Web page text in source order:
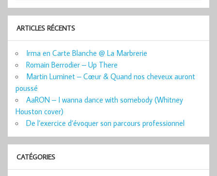
ARTICLES RÉCENTS
Irma en Carte Blanche @ La Marbrerie
Romain Berrodier – Up There
Martin Luminet – Cœur & Quand nos cheveux auront
poussé
AaRON – I wanna dance with somebody (Whitney
Houston cover)
De l’exercice d’évoquer son parcours professionnel
CATÉGORIES